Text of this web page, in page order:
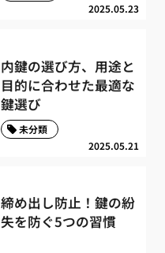
2025.05.23
内鍵の選び方、用途と
目的に合わせた最適な
鍵選び
2025.05.21
未分類
締め出し防止！鍵の紛
失を防ぐ5つの習慣